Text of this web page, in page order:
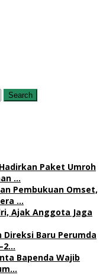
Paket Umroh
…
Pembukuan Omset,
…
Ajak Anggota Jaga
Direksi Baru Perumda
Bapenda Wajib